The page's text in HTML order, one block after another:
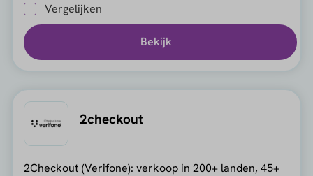
Vergelijken
Bekijk
2checkout
2Checkout (Verifone): verkoop in 200+ landen, 45+